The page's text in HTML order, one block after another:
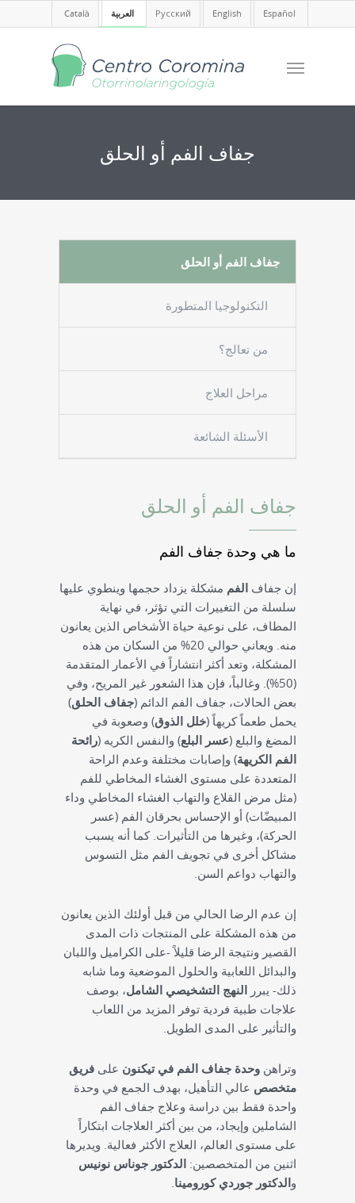
Español
English
Русский العربية Català
جفاف الفم أو الحلق
جفاف الفم أو الحلق
التكنولوجيا المتطورة
من تعالج؟
مراحل العلاج
الأسئلة الشائعة
جفاف الفم أو الحلق
ما هي وحدة جفاف الفم
إن جفاف الفم مشكلة يزداد حجمها وينطوي عليها
سلسلة من التغييرات التي تؤثر، في نهاية
المطاف، على نوعية حياة الأشخاص الذين يعانون
منه. ويعاني حوالي 20% من السكان من هذه
المشكلة، وتعد أكثر انتشاراً في الأعمار المتقدمة
(50%). وغالباً، فإن هذا الشعور غير المريح، وفي
بعض الحالات، جفاف الفم الدائم (جفاف الحلق)
يحمل طعماً كريهاً (خلل الذوق) وصعوبة في
المضغ والبلع (عسر البلع) والنفس الكريه (رائحة
الفم الكريهة) وإصابات مختلفة وعدم الراحة
المتعددة على مستوى الغشاء المخاطي للفم
(مثل مرض القلاع والتهاب الغشاء المخاطي وداء
المبيضّات) أو الإحساس بحرقان الفم (عسر
الحركة)، وغيرها من التأثيرات. كما أنه يسبب
مشاكل أخرى في تجويف الفم مثل التسوس
والتهاب دواعم السن.
إن عدم الرضا الحالي من قبل أولئك الذين يعانون
من هذه المشكلة على المنتجات ذات المدى
القصير ونتيجة الرضا قليلاً -على الكراميل واللبان
والبدائل اللعابية والحلول الموضعية وما شابه
ذلك- يبرر النهج التشخيصي الشامل، بوصف
علاجات طبية فردية توفر المزيد من اللعاب
والتأثير على المدى الطويل.
وتراهن وحدة جفاف الفم في تيكنون على فريق
متخصص عالي التأهيل، بهدف الجمع في وحدة
واحدة فقط بين دراسة وعلاج جفاف الفم
الشاملين وإيجاد، من بين أكثر العلاجات ابتكاراً
على مستوى العالم، العلاج الأكثر فعالية. ويديرها
اثنين من المتخصصين: الدكتور جوناس نونيس
والدكتور جوردي كورومينا